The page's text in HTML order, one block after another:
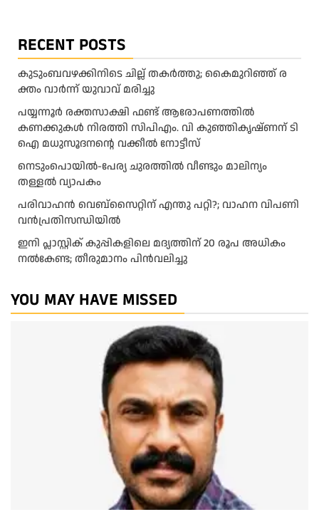
RECENT POSTS
കു​ടും​ബ​വ​ഴ​ക്കി​നി​ടെ ചി​ല്ല് ത​ക​ർ​ത്തു; കൈ​മു​റി​ഞ്ഞ് ര​
ക്തം വാ​ർ​ന്ന് യു​വാ​വ് മ​രി​ച്ചു
പയ്യന്നൂർ രക്തസാക്ഷി ഫണ്ട് ആരോപണത്തിൽ
കണക്കുകൾ നിരത്തി സിപിഎം. വി കുഞ്ഞികൃഷ്ണന് ടി
ഐ മധുസൂദനൻ്റെ വക്കീൽ നോട്ടീസ്
നെടുംപൊയിൽ-പേര്യ ചുരത്തിൽ വീണ്ടും മാലിന്യം
തള്ളൽ വ്യാപകം
പരിവാഹൻ വെബ്സൈറ്റിന് എന്തു പറ്റി?; വാഹന വിപണി
വന്‍പ്രതിസന്ധിയിൽ
ഇനി പ്ലാസ്റ്റിക് കുപ്പികളിലെ മദ്യത്തിന് 20 രൂപ അധികം
നല്‍കേണ്ട; തീരുമാനം പിന്‍വലിച്ചു
YOU MAY HAVE MISSED